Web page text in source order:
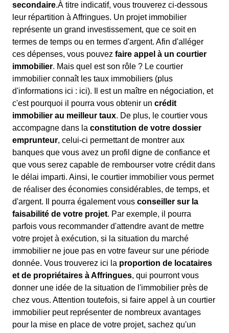
secondaire.À titre indicatif, vous trouverez ci-dessous
leur répartition à Affringues. Un projet immobilier
représente un grand investissement, que ce soit en
termes de temps ou en termes d'argent. Afin d'alléger
ces dépenses, vous pouvez faire appel à un courtier
immobilier. Mais quel est son rôle ? Le courtier
immobilier connaît les taux immobiliers (plus
d'informations ici : ici). Il est un maître en négociation, et
c'est pourquoi il pourra vous obtenir un crédit
immobilier au meilleur taux. De plus, le courtier vous
accompagne dans la constitution de votre dossier
emprunteur, celui-ci permettant de montrer aux
banques que vous avez un profil digne de confiance et
que vous serez capable de rembourser votre crédit dans
le délai imparti. Ainsi, le courtier immobilier vous permet
de réaliser des économies considérables, de temps, et
d'argent. Il pourra également vous conseiller sur la
faisabilité de votre projet. Par exemple, il pourra
parfois vous recommander d'attendre avant de mettre
votre projet à exécution, si la situation du marché
immobilier ne joue pas en votre faveur sur une période
donnée. Vous trouverez ici la proportion de locataires
et de propriétaires à Affringues, qui pourront vous
donner une idée de la situation de l'immobilier près de
chez vous. Attention toutefois, si faire appel à un courtier
immobilier peut représenter de nombreux avantages
pour la mise en place de votre projet, sachez qu'un